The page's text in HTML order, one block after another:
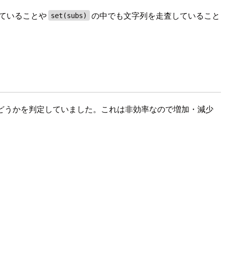
いることや set(subs) の中でも文字列を走査していること
うかを判定していました。これは非効率なので増加・減少